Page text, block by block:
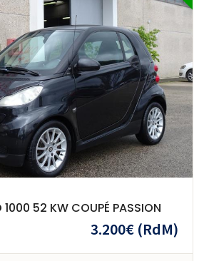
52 KW COUPÉ PASSION
3.200€ (RdM)